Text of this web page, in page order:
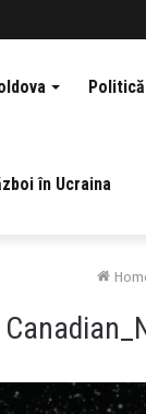
Politică
în Ucraina